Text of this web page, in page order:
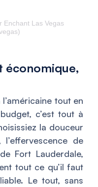
Enchant Las Vegas
économique,
tout en
c’est tout à
la douceur
de
Fort Lauderdale,
tout ce qu’il faut
Le tout, sans